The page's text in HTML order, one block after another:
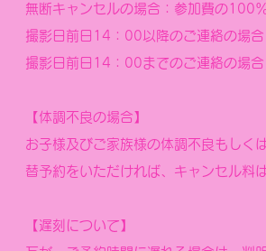
無断キャンセルの場合：参加費の100
撮影日前日14：00以降のご連絡の場
撮影日前日14：00までのご連絡の場
【体調不良の場合】
お子様及びご家族様の体調不良もしく
替予約をいただければ、キャンセル料
【遅刻について】